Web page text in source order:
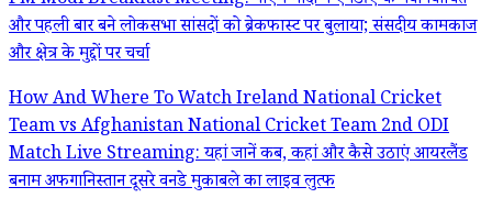
और पहली बार बने लोकसभा सांसदों को ब्रेकफास्ट पर बुलाया; संसदीय कामकाज
और क्षेत्र के मुद्दों पर चर्चा
How And Where To Watch Ireland National Cricket
Team vs Afghanistan National Cricket Team 2nd ODI
Match Live Streaming: यहां जानें कब, कहां और कैसे उठाएं आयरलैंड
बनाम अफगानिस्तान दूसरे वनडे मुकाबले का लाइव लुत्फ